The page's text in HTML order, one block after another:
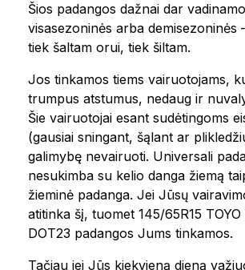
Šios padangos dažnai dar
visasezoninės arba demisezoninės
tiek šaltam orui, tiek šiltam.
Jos tinkamos tiems vairuotojams,
trumpus atstumus, nedaug ir
Šie vairuotojai esant sudėtingoms
(gausiai sningant, šąlant ar
galimybę nevairuoti. Universali
nesukimba su kelio danga žiemą
žieminė padanga. Jei Jūsų
atitinka šį, tuomet 145/65R15
DOT23 padangos Jums tinkamos.
Tačiau jei Jūs kiekvieną dieną